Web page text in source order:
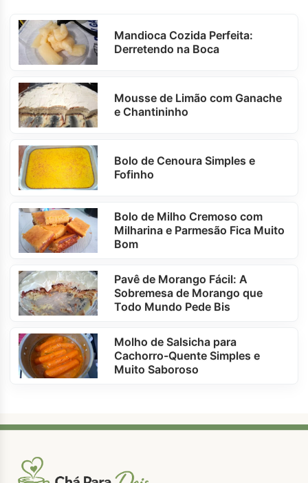
Mandioca Cozida Perfeita:
Derretendo na Boca
Mousse de Limão com Ganache
e Chantininho
Bolo de Cenoura Simples e
Fofinho
Bolo de Milho Cremoso com
Milharina e Parmesão Fica Muito
Bom
Pavê de Morango Fácil: A
Sobremesa de Morango que
Todo Mundo Pede Bis
Molho de Salsicha para
Cachorro-Quente Simples e
Muito Saboroso